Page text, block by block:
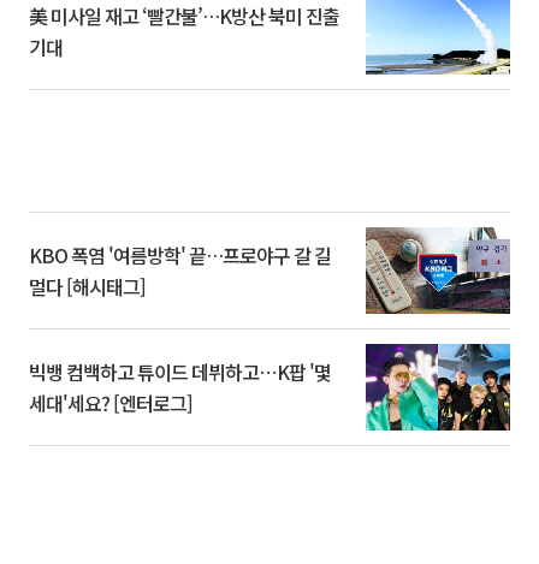
美 미사일 재고 ‘빨간불’…K방산 북미 진출
기대
KBO 폭염 '여름방학' 끝…프로야구 갈 길
멀다 [해시태그]
빅뱅 컴백하고 튜이드 데뷔하고⋯K팝 '몇
세대'세요? [엔터로그]